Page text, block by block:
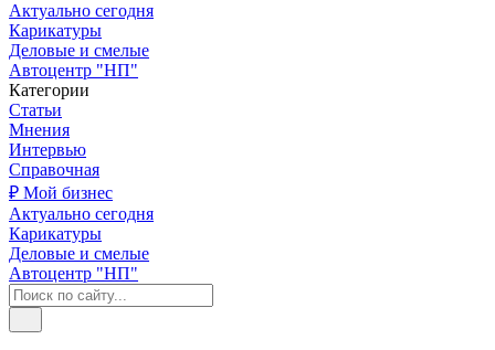
Актуально сегодня
Карикатуры
Деловые и смелые
Автоцентр "НП"
Категории
Статьи
Мнения
Интервью
Справочная
₽ Мой бизнес
Актуально сегодня
Карикатуры
Деловые и смелые
Автоцентр "НП"